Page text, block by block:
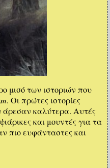
μισό των ιστοριών που
. Οι πρώτες ιστορίες
καλύτερα. Αυτές
και μουντές για τα
πιο ευφάνταστες και